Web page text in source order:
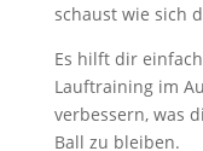
schaust wie sich
Es hilft dir
Lauftraining im
verbessern, was
Ball zu bleiben.